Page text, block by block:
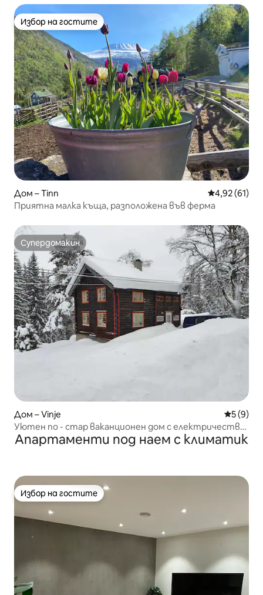
Избор на гостите
Избор на гостите
Дом – Tinn Средна
4,92 (61)
Приятна малка къща, разположена във ферма
Супердомакин
Супердомакин
Дом – Vinje Средна
5 (9)
Уютен по - стар ваканционен дом с електричество,
вода и път с кола
Апартаменти под наем с климатик
Избор на гостите
Избор на гостите